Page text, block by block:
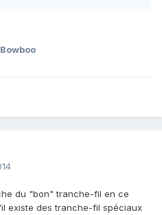
du "bon" tranche-fil en ce
existe des tranche-fil spéciaux